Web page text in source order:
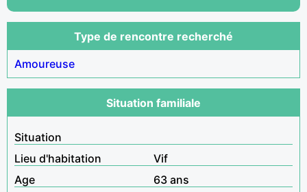
Type de rencontre recherché
Amoureuse
Situation familiale
Situation
Lieu d'habitation
Vif
Age
63 ans